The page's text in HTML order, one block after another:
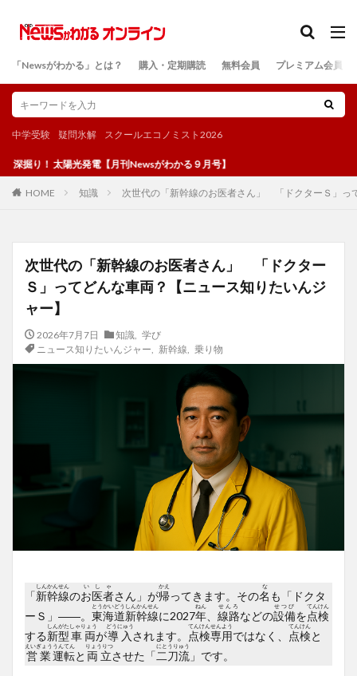
「Newsがわかる」とは？ 購入・定期購読 無料会員 プレミアム会員
中学受験 疑問氷解 スクールエコノミスト2026
陽光発電【月刊Newsがわかる９月号】
HOME 知識 次世代の「新幹線のお医者さん」 「ドクターＳ」っ
次世代の「新幹線のお医者さん」 「ドクター
Ｓ」ってどんな車両？【ニュース知りたいんジ
ャー】
2026年7月7日 知識
学び
ニュース知りたいんジャー
新幹線 乗り物
「新幹線
しんかんせん
のお医者
いしゃ
さん」が帰
かえ
ってきます。その名
な
も「ドクタ
ーＳ」――。 東海道新幹線
とうかいどうしんかんせん
に2027年
ねん
線路
せんろ
などの設備
せつび
を点検
てんけん
する新型
しんがた
車両
しゃりょう
が導入
どうにゅう
されます。 点検
てんけん
専用
せんよう
ではなく、 点検
てんけん
と
営業
えいぎょう
運転
うんてん
と 両立
りょうりつ
させた「二刀流
にとうりゅう
」です。
検索